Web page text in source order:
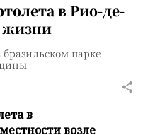
в Рио-де-
жизни
парке
в
возле